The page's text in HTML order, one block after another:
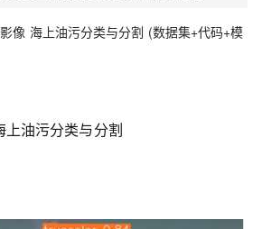
像 海上油污分类与分割 (数据集+代码+模
上油污分类与分割